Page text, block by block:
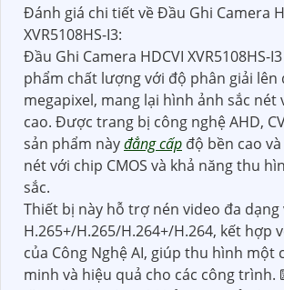
Đánh giá chi tiết về Đầu Ghi Camera
XVR5108HS-I3:
Đầu Ghi Camera HDCVI XVR5108HS-
phẩm chất lượng với độ phân giải lên
megapixel, mang lại hình ảnh sắc nét
cao. Được trang bị công nghệ AHD,
sản phẩm nàyđẳng cấp độ bền cao
nét với chip CMOS và khả năng thu
sắc.
Thiết bị này hỗ trợ nén video đa dạng
H.265+/H.265/H.264+/H.264, kết hợp
của Công Nghệ AI, giúp thu hình một
minh và hiệu quả cho các công